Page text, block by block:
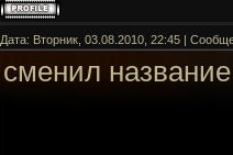
Дата: Вторник, 03.08.2010, 22:45 |
сменил